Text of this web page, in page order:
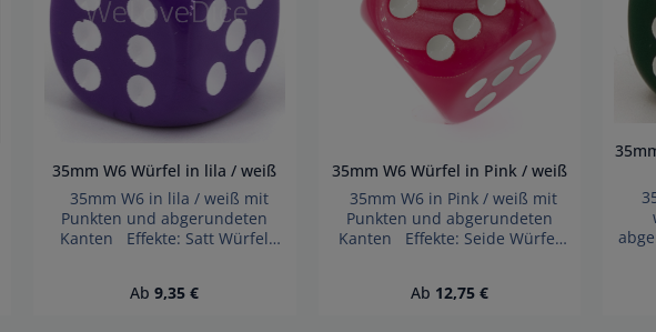
35mm W6 Würfel in lila / weiß
35mm W6 in lila / weiß mit
Punkten und abgerundeten
Kanten Effekte: Satt Würfel
Kleinteile nicht für Kinder unter
Regulärer Preis:
Ab9,35 €
35mm W6 Würfel in Pink / weiß
35mm W6 in Pink / weiß mit
Punkten und abgerundeten
Kanten Effekte: Seide Würfel
Kleinteile nicht für Kinder unter
Regulärer Preis:
Ab 12,75 €